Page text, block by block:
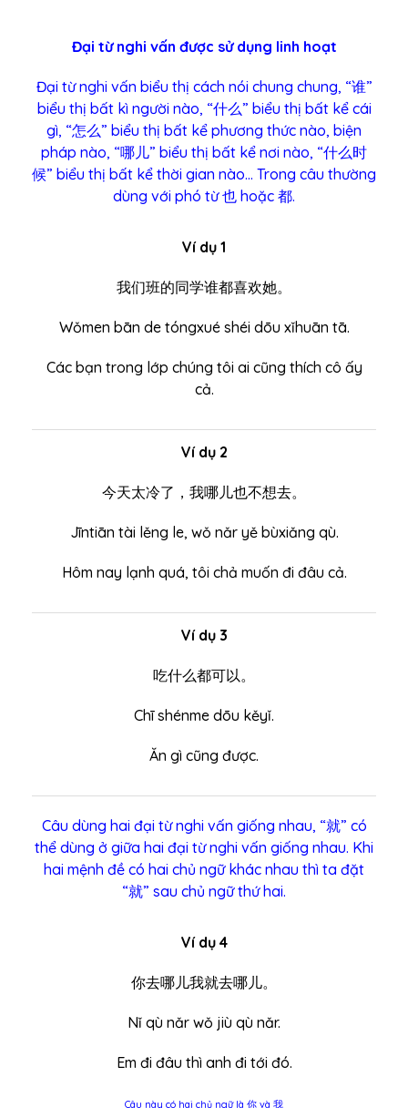
Đại từ nghi vấn được sử dụng linh hoạt
Đại từ nghi vấn biểu thị cách nói chung chung, “谁”
biểu thị bất kì người nào, “什么” biểu thị bất kể cái
gì, “怎么” biểu thị bất kể phương thức nào, biện
pháp nào, “哪儿” biểu thị bất kể nơi nào, “什么时
候” biểu thị bất kể thời gian nào… Trong câu thường
dùng với phó từ 也 hoặc 都.
Ví dụ 1
我们班的同学谁都喜欢她。
Wǒmen bān de tóngxué shéi dōu xǐhuān tā.
Các bạn trong lớp chúng tôi ai cũng thích cô ấy
cả.
Ví dụ 2
今天太冷了，我哪儿也不想去。
Jīntiān tài lěng le, wǒ nǎr yě bùxiǎng qù.
Hôm nay lạnh quá, tôi chả muốn đi đâu cả.
Ví dụ 3
吃什么都可以。
Chī shénme dōu kěyǐ.
Ăn gì cũng được.
Câu dùng hai đại từ nghi vấn giống nhau, “就” có
thể dùng ở giữa hai đại từ nghi vấn giống nhau. Khi
hai mệnh đề có hai chủ ngữ khác nhau thì ta đặt
“就” sau chủ ngữ thứ hai.
Ví dụ 4
你去哪儿我就去哪儿。
Nǐ qù nǎr wǒ jiù qù nǎr.
Em đi đâu thì anh đi tới đó.
Câu này có hai chủ ngữ là 你 và 我